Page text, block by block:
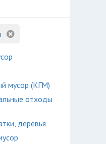
мусор (КГМ)
отходы
деревья